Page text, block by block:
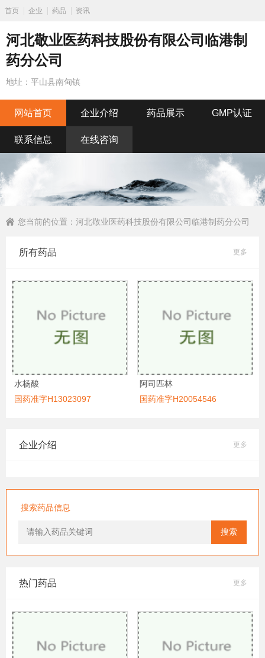
首页 企业 药品 资讯
河北敬业医药科技股份有限公司临港制
药分公司
地址：平山县南甸镇
网站首页 企业介绍 药品展示 GMP认证
联系信息 在线咨询
您当前的位置： 河北敬业医药科技股份有限公司临港制药分公司
所有药品 更多
水杨酸
国药准字H13023097
阿司匹林
国药准字H20054546
企业介绍 更多
搜索药品信息
搜索
热门药品 更多